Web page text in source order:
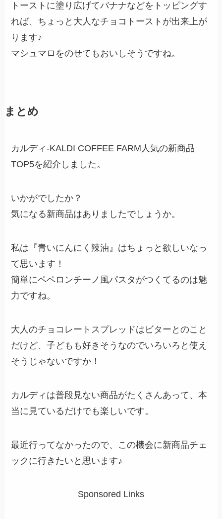
トーストに塗り広げてバナナなどをトッピングす
れば、ちょっと大人なチョコトーストが出来上が
ります♪
マシュマロをのせてもおいしそうですね。
まとめ
カルディ-KALDI COFFEE FARM人気の新商品
TOP5を紹介しました。
いかがでしたか？
気になる新商品はありましたでしょうか。
私は『青いにんにく辣油』はちょっと欲しいなっ
て思います！
簡単にペペロンチーノ風パスタがつくてるのは魅
力ですね。
大人のチョコレートスプレッドはビターとのこと
だけど、子どもも好きそうなのでいろいろと使え
そうじゃないですか！
カルディは普段見ない商品がたくさんあって、本
当に見ているだけでも楽しいです。
最近行ってなかったので、この機会に新商品チェ
ックに行きたいと思います♪
Sponsored Links